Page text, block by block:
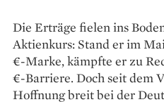
Die Erträge fielen ins
Aktienkurs: Stand er im
€-Marke, kämpfte er zu
€-­Barriere. Doch seit dem
Hoffnung breit bei der